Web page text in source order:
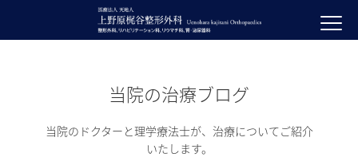
当院の治療ブログ
当院のドクターと理学療法士が、治療についてご紹介
いたします。